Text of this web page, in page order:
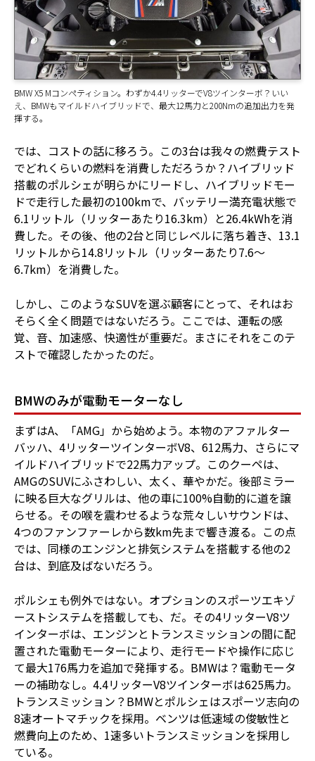
BMW X5 Mコンペティション。わずか4.4リッターでV8ツインターボ？いい
え、BMWもマイルドハイブリッドで、最大12馬力と200Nmの追加出力を発
揮する。
では、コストの話に移ろう。この3台は我々の燃費テスト
でどれくらいの燃料を消費しただろうか？ハイブリッド
搭載のポルシェが明らかにリードし、ハイブリッドモー
ドで走行した最初の100kmで、バッテリー満充電状態で
6.1リットル（リッターあたり16.3km）と26.4kWhを消
費した。その後、他の2台と同じレベルに落ち着き、13.1
リットルから14.8リットル（リッターあたり7.6～
6.7km）を消費した。
しかし、このようなSUVを選ぶ顧客にとって、それはお
そらく全く問題ではないだろう。ここでは、運転の感
覚、音、加速感、快適性が重要だ。まさにそれをこのテ
ストで確認したかったのだ。
BMWのみが電動モーターなし
まずはA、「AMG」から始めよう。本物のアファルター
バッハ、4リッターツインターボV8、612馬力、さらにマ
イルドハイブリッドで22馬力アップ。このクーペは、
AMGのSUVにふさわしい、太く、華やかだ。後部ミラー
に映る巨大なグリルは、他の車に100%自動的に道を譲
らせる。その喉を震わせるような荒々しいサウンドは、
4つのファンファーレから数km先まで響き渡る。この点
では、同様のエンジンと排気システムを搭載する他の2
台は、到底及ばないだろう。
ポルシェも例外ではない。オプションのスポーツエキゾ
ーストシステムを搭載しても、だ。その4リッターV8ツ
インターボは、エンジンとトランスミッションの間に配
置された電動モーターにより、走行モードや操作に応じ
て最大176馬力を追加で発揮する。BMWは？電動モータ
ーの補助なし。4.4リッターV8ツインターボは625馬力。
トランスミッション？BMWとポルシェはスポーツ志向の
8速オートマチックを採用。ベンツは低速域の俊敏性と
燃費向上のため、1速多いトランスミッションを採用し
ている。